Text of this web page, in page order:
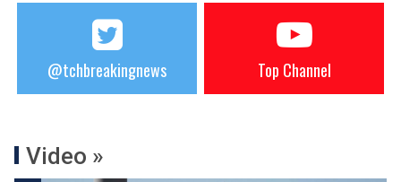
@tchbreakingnews Top Channel
Video »